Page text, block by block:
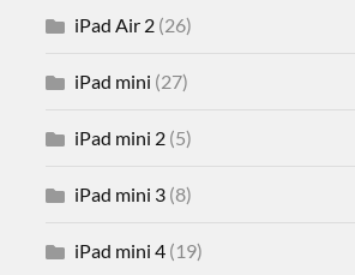
iPad Air 2 (26)
iPad mini (27)
iPad mini 2 (5)
iPad mini 3 (8)
iPad mini 4 (19)